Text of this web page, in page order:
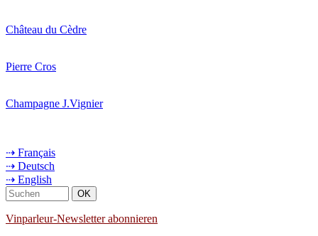
Château du Cèdre
Pierre Cros
Champagne J.Vignier
⇢ Français
⇢ Deutsch
⇢ English
Vinparleur-Newsletter abonnieren